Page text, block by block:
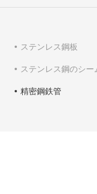
ステンレス鋼板
ステンレス鋼のシー
精密鋼鉄管